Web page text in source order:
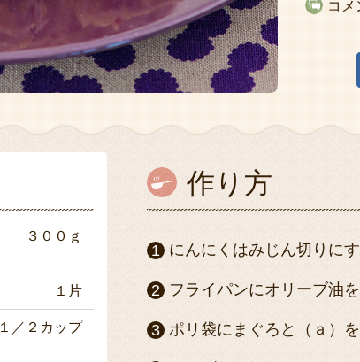
コメ
３００ｇ
１片
１／２カップ
作り方
にんにくはみじん切りにす
フライパンにオリーブ油
ポリ袋にまぐろと（ａ）